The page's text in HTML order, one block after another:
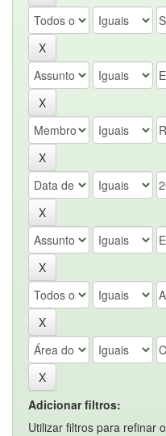
Adicionar filtros:
Utilizar filtros para refinar